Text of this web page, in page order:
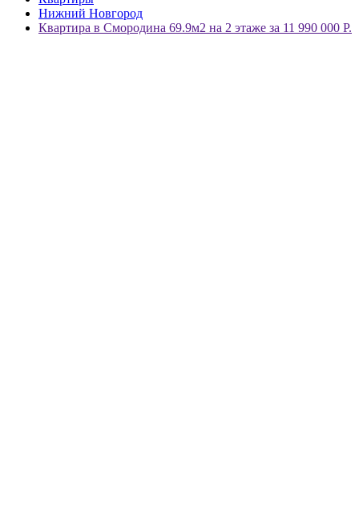
Нижний Новгород
Квартира в Смородина 69.9м2 на 2 этаже за 11 990 000 Р.